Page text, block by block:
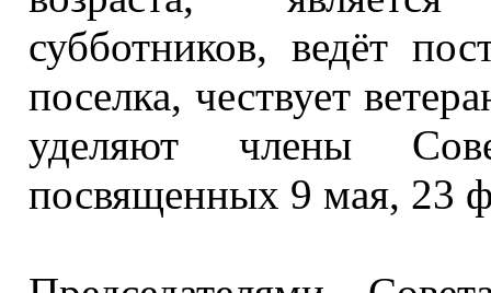
субботников, ведёт
поселка, чествует
уделяют члены
посвященных 9 мая, 23